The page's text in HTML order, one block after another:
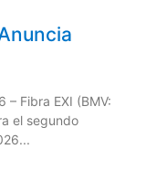
Fibra EXI (BMV:
el segundo